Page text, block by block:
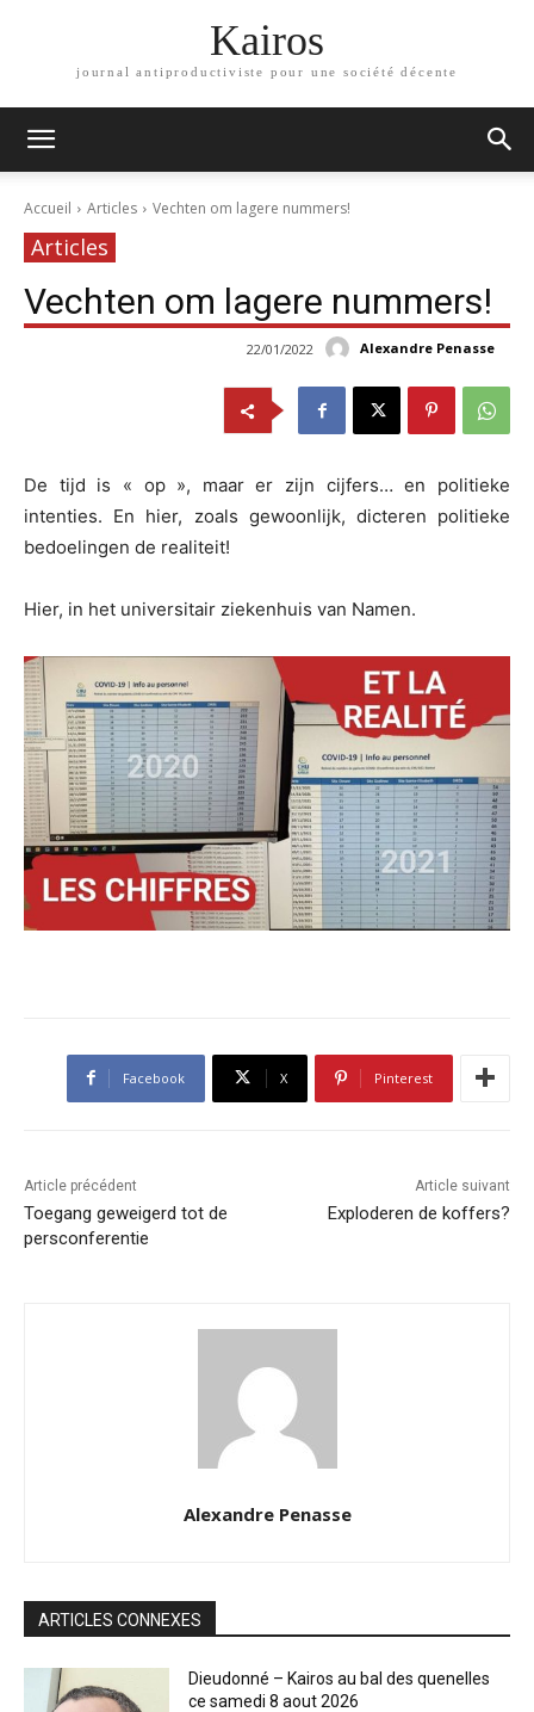
Kairos
journal antiproductiviste pour une société décente
Accueil Articles Vechten om lagere nummers!
Articles
Vechten om lagere nummers!
Alexandre Penasse
22/01/2022
De tijd is « op », maar er zijn cijfers… en politieke
intenties. En hier, zoals gewoonlijk, dicteren politieke
bedoelingen de realiteit!
Hier, in het universitair ziekenhuis van Namen.
Facebook X Pinterest
Article précédent
Toegang geweigerd tot de
persconferentie
Article suivant
Exploderen de koffers?
Alexandre Penasse
ARTICLES CONNEXES
Dieudonné – Kairos au bal des quenelles
ce samedi 8 aout 2026